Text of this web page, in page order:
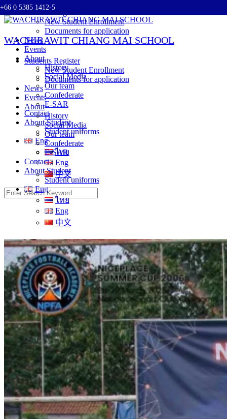
Skip
to
+66 0 5385 1412-5
WACHIRAWIT CHIANG MAI SCHOOL
Students Register
New Student Enrollment
Documents for application
News
Events
About
History
Social Media
Our team
Confederate
E-SAR
Contact
About Student
Student uniforms
Eng
ไทย
Eng
中文
Students Register
New Student Enrollment
Documents for application
News
Events
About
History
Social Media
Our team
Confederate
E-SAR
Contact
About Student
Student uniforms
Eng
ไทย
Eng
中文
Search
for: